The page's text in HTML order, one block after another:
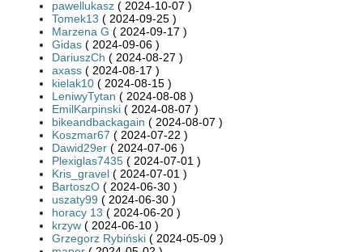
pawellukasz ( 2024-10-07 )
Tomek13 ( 2024-09-25 )
Marzena G ( 2024-09-17 )
Gidas ( 2024-09-06 )
DariuszCh ( 2024-08-27 )
axass ( 2024-08-17 )
kielak10 ( 2024-08-15 )
LeniwyTytan ( 2024-08-08 )
EmilKarpinski ( 2024-08-07 )
bikeandbackagain ( 2024-08-07 )
Koszmar67 ( 2024-07-22 )
Dawid29er ( 2024-07-06 )
Plexiglas7435 ( 2024-07-01 )
Kris_gravel ( 2024-07-01 )
BartoszO ( 2024-06-30 )
uszaty99 ( 2024-06-30 )
horacy 13 ( 2024-06-20 )
krzyw ( 2024-06-10 )
Grzegorz Rybiński ( 2024-05-09 )